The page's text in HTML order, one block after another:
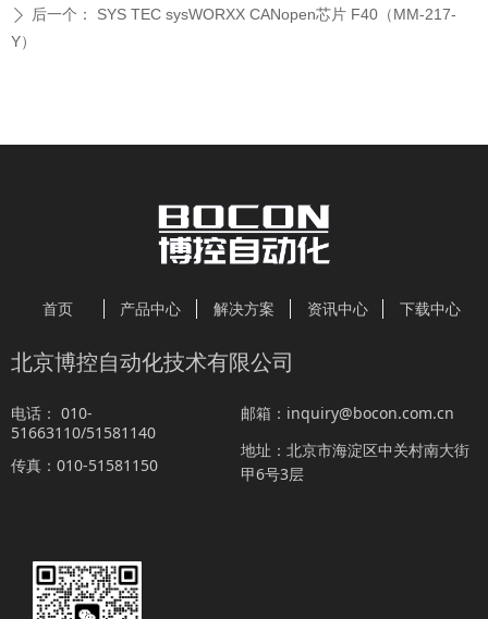
ꄲ 后一个：
SYS TEC sysWORXX CANopen芯片 F40（MM-217-
Y）
首页 产品中心 解决方案 资讯中心 下载中心
北京博控自动化技术有限公司
电话： 010-
51663110/51581140
传真： 010-51581150
邮箱： inquiry@bocon.com.cn
地址： 北京市海淀区中关村南大街
甲6号3层